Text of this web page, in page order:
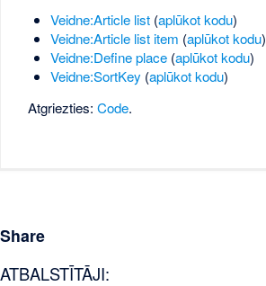
Veidne:Article list(aplūkot kodu)
Veidne:Article list item (aplūkot kodu)
Veidne:Define place(aplūkot kodu)
Veidne:SortKey (aplūkot kodu)
Atgriezties:Code.
Share
ATBALSTĪTĀJI: